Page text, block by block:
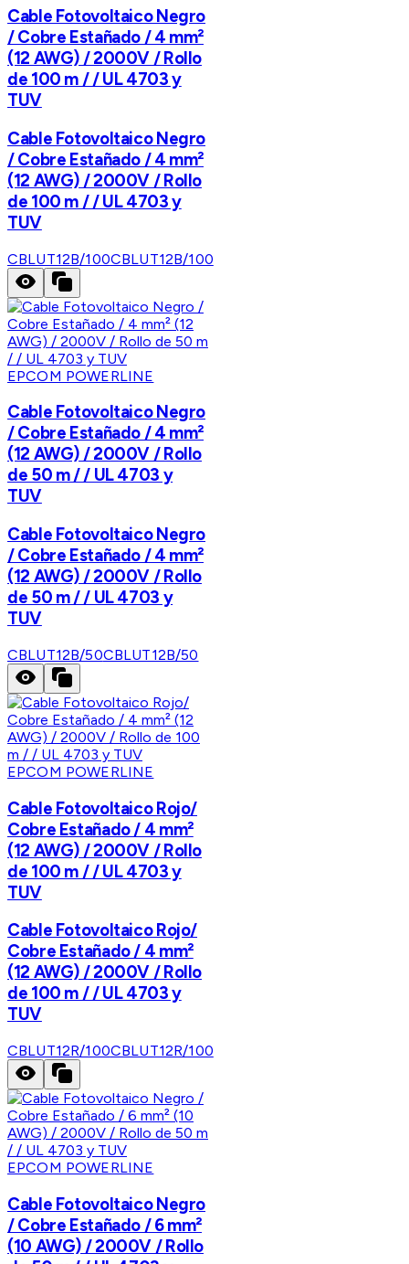
Cable Fotovoltaico Negro
/ Cobre Estañado / 4 mm²
(12 AWG) / 2000V / Rollo
de 100 m / / UL 4703 y
TUV
Cable Fotovoltaico Negro
/ Cobre Estañado / 4 mm²
(12 AWG) / 2000V / Rollo
de 100 m / / UL 4703 y
TUV
CBLUT12B/100CBLUT12B/100
EPCOM POWERLINE
Cable Fotovoltaico Negro
/ Cobre Estañado / 4 mm²
(12 AWG) / 2000V / Rollo
de 50 m / / UL 4703 y
TUV
Cable Fotovoltaico Negro
/ Cobre Estañado / 4 mm²
(12 AWG) / 2000V / Rollo
de 50 m / / UL 4703 y
TUV
CBLUT12B/50CBLUT12B/50
EPCOM POWERLINE
Cable Fotovoltaico Rojo/
Cobre Estañado / 4 mm²
(12 AWG) / 2000V / Rollo
de 100 m / / UL 4703 y
TUV
Cable Fotovoltaico Rojo/
Cobre Estañado / 4 mm²
(12 AWG) / 2000V / Rollo
de 100 m / / UL 4703 y
TUV
CBLUT12R/100CBLUT12R/100
EPCOM POWERLINE
Cable Fotovoltaico Negro
/ Cobre Estañado / 6 mm²
(10 AWG) / 2000V / Rollo